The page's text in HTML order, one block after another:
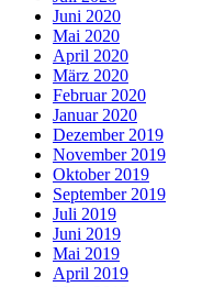
Juni 2020
Mai 2020
April 2020
März 2020
Februar 2020
Januar 2020
Dezember 2019
November 2019
Oktober 2019
September 2019
Juli 2019
Juni 2019
Mai 2019
April 2019